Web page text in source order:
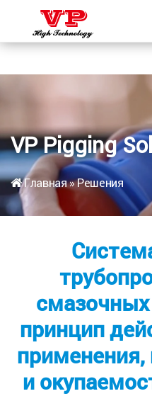
VP Pigging
Главная»Решения
принцип
и